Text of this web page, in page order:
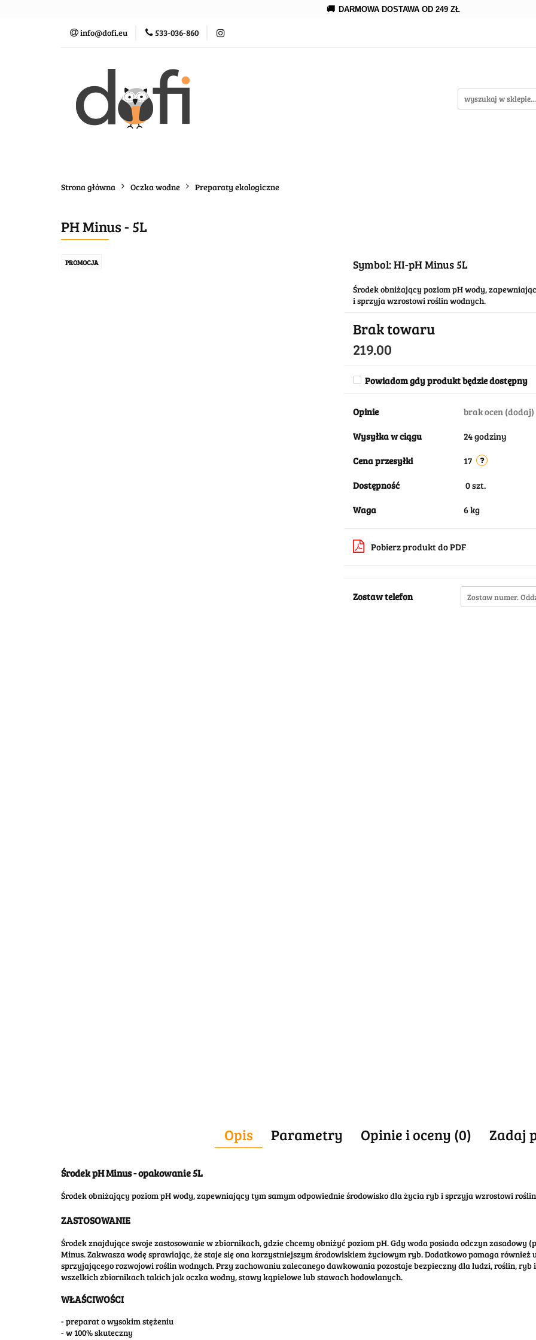
🚚 DARMOWA DOSTAWA OD 249 ZŁ
info@dofi.eu 533-036-860
Strona główna Oczka wodne Preparaty ekologiczne
PH Minus - 5L
PROMOCJA Symbol:HI-pH Minus 5L
Środek obniżający poziom pH wody,
i sprzyja wzrostowi roślin wodnych.
Brak towaru
219.00
Powiadom gdy produkt będzie dostępny
Opinie brak ocen (dodaj)
Wysyłka w ciągu 24 godziny
Cena przesyłki 17
Dostępność 0szt.
Waga 6 kg
Pobierz produkt do PDF
Zostaw telefon
Opis Parametry Opinie i oceny (0) Zadaj
Środek pH Minus - opakowanie 5L
Środek obniżający poziom pH wody, zapewniający tym samym odpowiednie środowisko dla życia ryb i sprzyja wzrostowi
ZASTOSOWANIE
Środek znajdujące swoje zastosowanie w zbiornikach, gdzie chcemy obniżyć poziom pH. Gdy woda posiada odczyn zasadowy
Minus. Zakwasza wodę sprawiając, że staje się ona korzystniejszym środowiskiem życiowym ryb. Dodatkowo pomaga
sprzyjającego rozwojowi roślin wodnych. Przy zachowaniu zalecanego dawkowania pozostaje bezpieczny dla ludzi, roślin,
wszelkich zbiornikach takich jak oczka wodny, stawy kąpielowe lub stawach hodowlanych.
WŁAŚCIWOŚCI
- preparat o wysokim stężeniu
- w 100% skuteczny